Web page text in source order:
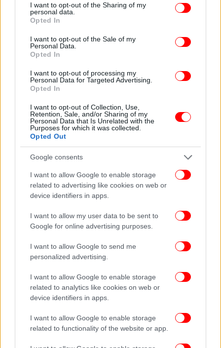
not limited to your visit or usage behaviour. You may click to
grant or deny consent to Google and its third-party tags to
use your data for below specified purposes in below Google
consent section.
I want to opt-out of the Sharing of my
personal data.
Opted In
I want to opt-out of the Sale of my
Personal Data.
Opted In
I want to opt-out of processing my
Personal Data for Targeted Advertising.
Opted In
I want to opt-out of Collection, Use,
Retention, Sale, and/or Sharing of my
Personal Data that Is Unrelated with the
Purposes for which it was collected.
Opted Out
Google consents
I want to allow Google to enable storage
related to advertising like cookies on web or
device identifiers in apps.
I want to allow my user data to be sent to
Google for online advertising purposes.
I want to allow Google to send me
personalized advertising.
I want to allow Google to enable storage
related to analytics like cookies on web or
device identifiers in apps.
I want to allow Google to enable storage
related to functionality of the website or app.
εσωτερικού. Οι χώρες προέλευσης είναι: Γερμανία,
Ελβετία, Αυστρία.
Συνολικά, δηλαδή, πρόκειται για 658 πτήσεις σε μία
εβδομάδα, οι 86 εκ των οποίων είναι πτήσεις
εξωτερικού.
Πάντως, σημειώνεται πως τα παραπάνω στοιχεία
μπορούν να μεταβληθούν ανά πάσα στιγμή, καθώς
τα προγράμματα των εταιρειών δεν είναι σταθερά
αυτή την περίοδο και επίσης εκτελούνται πολλές
πτήσεις ιδιωτικές και εμπορευματικές, οι οποίες
δεν απαιτούν προγραμματισμό πολλών ημερών.
Επίσης, για τις χώρες που έχουν απαγορευτεί οι
πτήσεις με βάση (ΝΟΤΑΜ) της ΥΠΑ, σημειώνεται
πως πρόκειται για πτήσεις επαναπατρισμού,
Οδηγίες από την ΥΠΑ
Υπενθυμίζεται ότι με στόχο την προστασία
επιβατών και πολιτών από την πανδημία COVID-19
ανακοινώσει αεροπορικές οδηγίες (NOTAMS) για
επτά χώρες: